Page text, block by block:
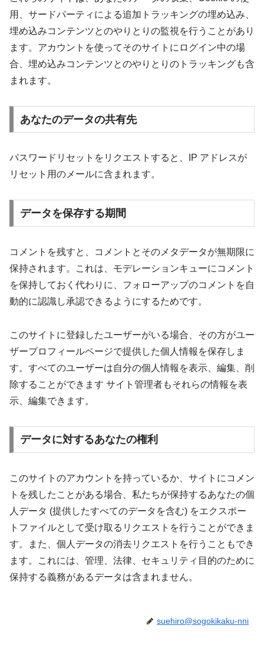
用、サードパーティによる追加トラッキングの埋め込み、
埋め込みコンテンツとのやりとりの監視を行うことがあり
ます。アカウントを使ってそのサイトにログイン中の場
合、埋め込みコンテンツとのやりとりのトラッキングも含
まれます。
あなたのデータの共有先
パスワードリセットをリクエストすると、IP アドレスが
リセット用のメールに含まれます。
データを保存する期間
コメントを残すと、コメントとそのメタデータが無期限に
保持されます。これは、モデレーションキューにコメント
を保持しておく代わりに、フォローアップのコメントを自
動的に認識し承認できるようにするためです。
このサイトに登録したユーザーがいる場合、その方がユー
ザープロフィールページで提供した個人情報を保存しま
す。すべてのユーザーは自分の個人情報を表示、編集、削
除することができます サイト管理者もそれらの情報を表
示、編集できます。
データに対するあなたの権利
このサイトのアカウントを持っているか、サイトにコメン
トを残したことがある場合、私たちが保持するあなたの個
人データ (提供したすべてのデータを含む) をエクスポー
トファイルとして受け取るリクエストを行うことができま
す。また、個人データの消去リクエストを行うこともでき
ます。これには、管理、法律、セキュリティ目的のために
保持する義務があるデータは含まれません。
suehiro@sogokikaku-nni